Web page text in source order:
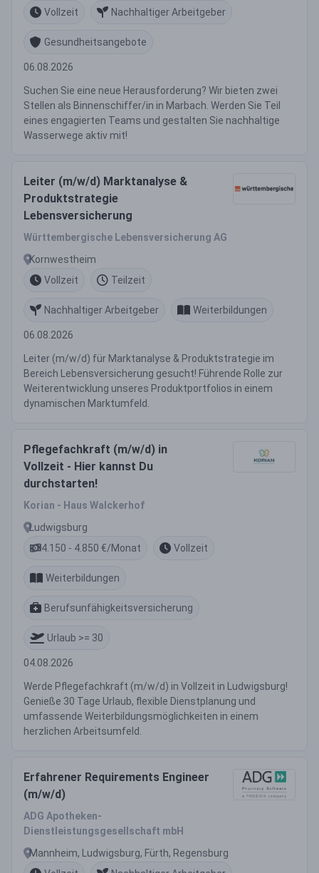
Vollzeit
Nachhaltiger Arbeitgeber
Gesundheitsangebote
06.08.2026
Suchen Sie eine neue Herausforderung? Wir bieten zwei
Stellen als Binnenschiffer/in in Marbach. Werden Sie Teil
eines engagierten Teams und gestalten Sie nachhaltige
Wasserwege aktiv mit!
Leiter (m/w/d) Marktanalyse &
Produktstrategie
Lebensversicherung
Württembergische Lebensversicherung AG
Kornwestheim
Vollzeit
Teilzeit
Nachhaltiger Arbeitgeber Weiterbildungen
06.08.2026
Leiter (m/w/d) für Marktanalyse & Produktstrategie im
Bereich Lebensversicherung gesucht! Führende Rolle zur
Weiterentwicklung unseres Produktportfolios in einem
dynamischen Marktumfeld.
Pflegefachkraft (m/w/d) in
Vollzeit - Hier kannst Du
durchstarten!
Korian - Haus Walckerhof
Ludwigsburg
4.150 - 4.850 €/Monat
Vollzeit
Weiterbildungen
Berufsunfähigkeitsversicherung
Urlaub >= 30
04.08.2026
Werde Pflegefachkraft (m/w/d) in Vollzeit in Ludwigsburg!
Genieße 30 Tage Urlaub, flexible Dienstplanung und
umfassende Weiterbildungsmöglichkeiten in einem
herzlichen Arbeitsumfeld.
Erfahrener Requirements Engineer
(m/w/d)
ADG Apotheken-
Dienstleistungsgesellschaft mbH
Mannheim, Ludwigsburg, Fürth, Regensburg